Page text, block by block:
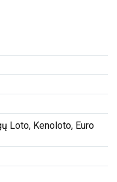
Loto, Kenoloto, Euro